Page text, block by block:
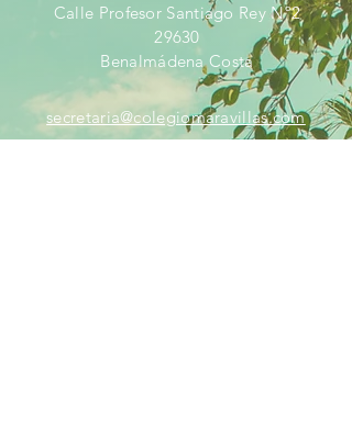
Calle Profesor Santiago Rey Nº2
29630
Benalmádena Costa
secretaria@colegiomaravillas.com